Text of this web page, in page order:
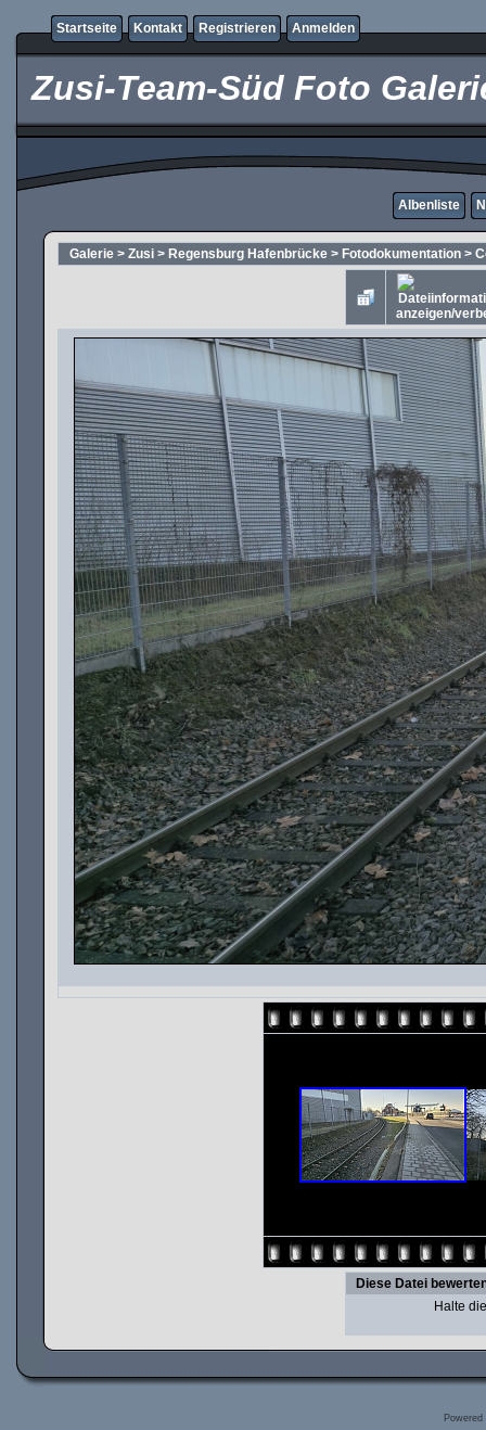
Startseite Kontakt Registrieren Anmelden
Zusi-Team-Süd Foto
Albenliste
Galerie > Zusi > Regensburg Hafenbrücke > Fotodokumentation >
Diese Datei
Halte